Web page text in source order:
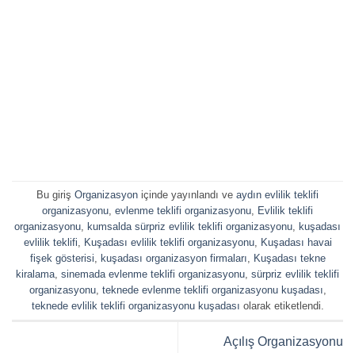
Bu giriş Organizasyon içinde yayınlandı ve aydın evlilik teklifi
organizasyonu evlenme teklifi organizasyonu
Evlilik teklifi
organizasyonu
kumsalda sürpriz evlilik teklifi organizasyonu
kuşadası
evlilik teklifi
Kuşadası evlilik teklifi organizasyonu,
Kuşadası havai
fişek gösterisi
kuşadası organizasyon firmaları
Kuşadası tekne
kiralama sinemada evlenme teklifi organizasyonu sürpriz evlilik teklifi
organizasyonu, teknede evlenme teklifi organizasyonu kuşadası
teknede evlilik teklifi organizasyonu kuşadası olarak etiketlendi.
Açılış Organizasyonu